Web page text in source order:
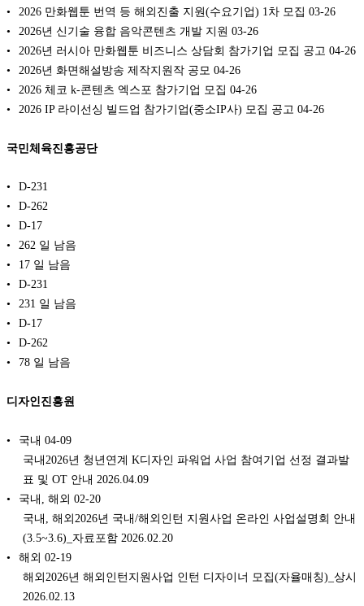
2026 만화웹툰 번역 등 해외진출 지원(수요기업) 1차 모집 03-26
2026년 신기술 융합 음악콘텐츠 개발 지원 03-26
2026년 러시아 만화웹툰 비즈니스 상담회 참가기업 모집 공고 04-26
2026년 화면해설방송 제작지원작 공모 04-26
2026 체코 k-콘텐츠 엑스포 참가기업 모집 04-26
2026 IP 라이선싱 빌드업 참가기업(중소IP사) 모집 공고 04-26
국민체육진흥공단
D-231
D-262
D-17
262 일 남음
17 일 남음
D-231
231 일 남음
D-17
D-262
78 일 남음
디자인진흥원
국내 04-09
국내2026년 청년연계 K디자인 파워업 사업 참여기업 선정 결과발
표 및 OT 안내 2026.04.09
국내, 해외 02-20
국내, 해외2026년 국내/해외인턴 지원사업 온라인 사업설명회 안내
(3.5~3.6)_자료포함 2026.02.20
해외 02-19
해외2026년 해외인턴지원사업 인턴 디자이너 모집(자율매칭)_상시
2026.02.13